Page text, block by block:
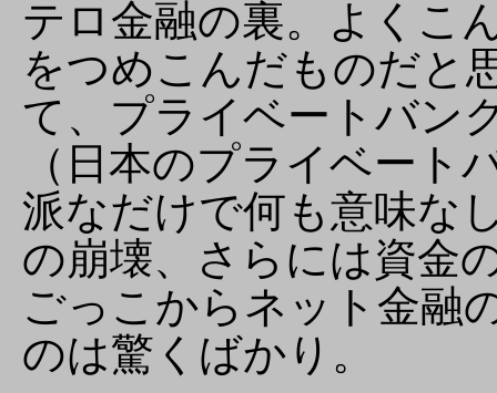
テロ金融の裏。よくこ
をつめこんだものだと
て、プライベートバン
（日本のプライベート
派なだけで何も意味な
の崩壊、さらには資金
ごっこからネット金融
のは驚くばかり。